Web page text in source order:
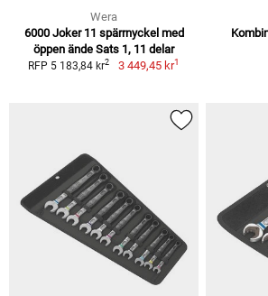
Wera
6000 Joker 11 spärrnyckel med
öppen ände Sats 1, 11 delar
RFP 5 183,84 kr2 3 449,45 kr1